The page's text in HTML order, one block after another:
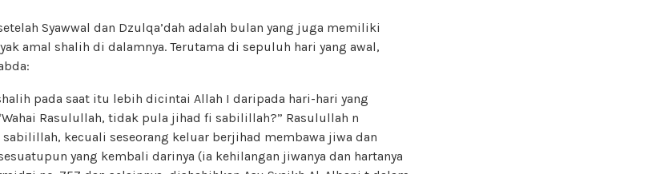
Syawwal dan Dzulqa’dah adalah bulan yang juga memiliki
amal shalih di dalamnya. Terutama di sepuluh hari yang awal,
pada saat itu lebih dicintai Allah I daripada hari-hari yang
Rasulullah, tidak pula jihad fi sabilillah?” Rasulullah n
kecuali seseorang keluar berjihad membawa jiwa dan
yang kembali darinya (ia kehilangan jiwanya dan hartanya